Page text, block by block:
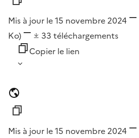
Mis à jour le 15 novembre 2024
Ko)
33 téléchargements
Copier le lien
Mis à jour le 15 novembre 2024